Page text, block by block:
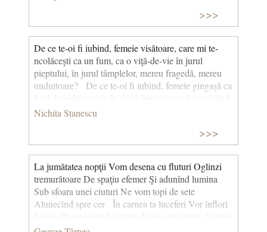
>>>
De ce te-oi fi iubind, femeie visătoare, care mi te-
ncolăceşti ca un fum, ca o viţă-de-vie în jurul
pieptului, în jurul tâmplelor, mereu fragedă, mereu
unduitoare? De ce te-oi fi iubind, femeie gingaşă ca
firul de iarbă ce taie în două luna văratecă, azvârlind-
o în ape, despărţită de ea însăşi ca doi îndrăgostiţi
melancolic, soare căprui răsărindu-mi peste umăr,
trăgând după el un cer de miresme cu nouri subţiri
fără umbră? De ce te-oi fi iubind, oră de neuitat,
care-n loc de sunete goneşte-n jurul inimii mele o
herghelie de mânji cu coame rebele? De ce te-oi fi
iubind atâta, iubire, vârtej de-anotimpuri colorând un
cer (totdeauna altul, totdeauna aproape) ca o frunză
Nichita Stanescu
>>>
La jumătatea nopţii Vom desena cu fluturi Oglinzi
tremurătoare De spaţiu efemer Şi adunînd lumina
Sub sfoara unei ciuturi Ne vom topi de sete
Alunecînd spre cer În carnea ta luceferi Vor înflori
femeie Rememorînd căldura Unui sărut răpus Şi prin
adînca rouă A mărilor lactee Rănindu-mă cu flăcări